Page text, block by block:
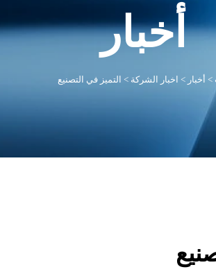
أخبار
> أخبار > اخبار الشركة > التميز في التصنيع